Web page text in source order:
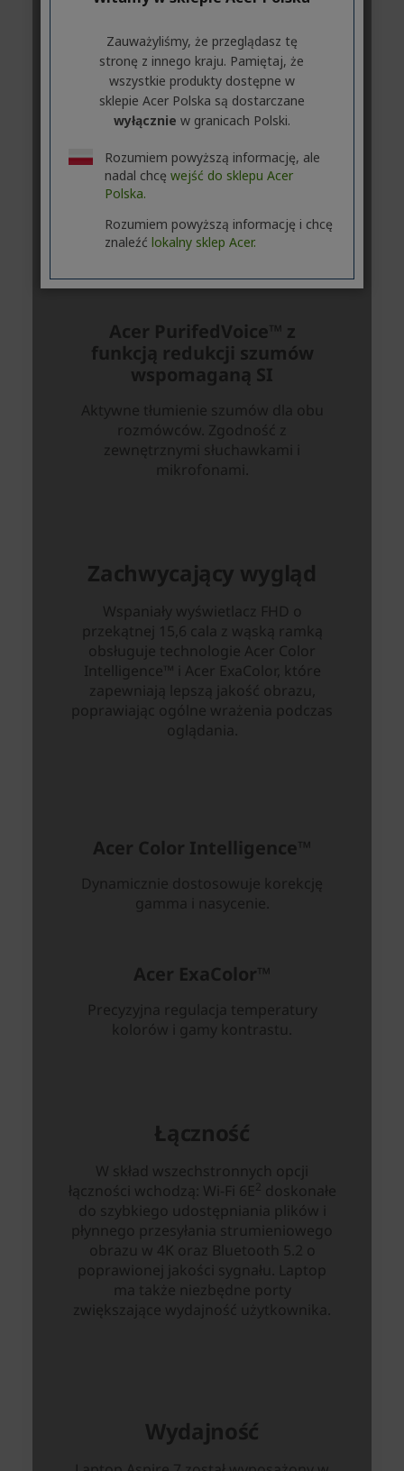
Zauważyliśmy, że przeglądasz tę
stronę z innego kraju. Pamiętaj, że
wszystkie produkty dostępne w
sklepie Acer Polska są dostarczane
wyłącznie w granicach Polski.
Rozumiem powyższą informację, ale
nadal chcę wejść do sklepu Acer
Polska.
Rozumiem powyższą informację i chcę
znaleźć lokalny sklep Acer.